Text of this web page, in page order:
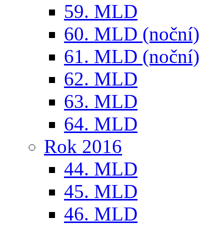
59. MLD
60. MLD (noční)
61. MLD (noční)
62. MLD
63. MLD
64. MLD
Rok 2016
44. MLD
45. MLD
46. MLD